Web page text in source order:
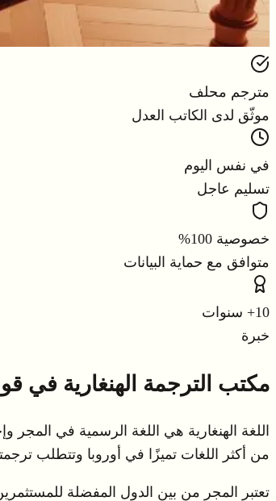
مترجم محلف
موثّق لدى الكاتب العدل
في نفس اليوم
تسليم عاجل
خصوصية 100%
متوافق مع حماية البيانات
10+ سنوات
خبرة
مكتب الترجمة الهنغارية في
من أكثر اللغات تميزًا في أوروبا وتتطلب
تعتبر المجر من بين الدول المفضلة